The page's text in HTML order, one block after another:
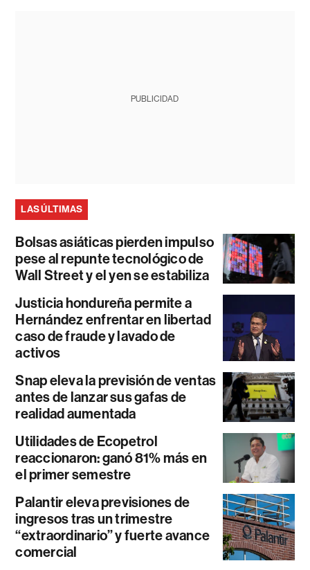
PUBLICIDAD
LAS ÚLTIMAS
Bolsas asiáticas pierden impulso
pese al repunte tecnológico de
Wall Street y el yen se estabiliza
Justicia hondureña permite a
Hernández enfrentar en libertad
caso de fraude y lavado de
activos
Snap eleva la previsión de ventas
antes de lanzar sus gafas de
realidad aumentada
Utilidades de Ecopetrol
reaccionaron: ganó 81% más en
el primer semestre
Palantir eleva previsiones de
ingresos tras un trimestre
“extraordinario” y fuerte avance
comercial